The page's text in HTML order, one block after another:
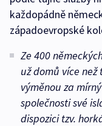
každopádně
západoevropské
Ze 400
už domů více
výměnou za
společnosti své
dispozici tzv.